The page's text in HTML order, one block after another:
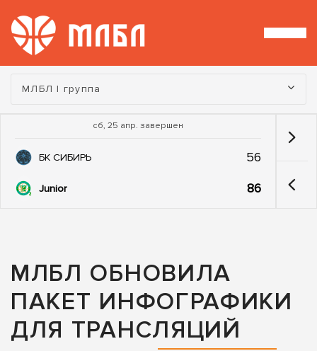
Турнир:
МЛБЛ I группа
сб, 25 апр. завершен
БК СИБИРЬ 56
Junior 86
МЛБЛ ОБНОВИЛА
ПАКЕТ ИНФОГРАФИКИ
ДЛЯ ТРАНСЛЯЦИЙ